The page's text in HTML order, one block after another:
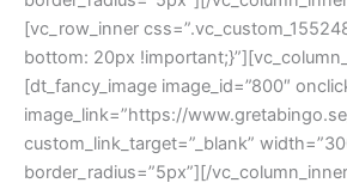
[vc_row_inner
bottom: 20px
[dt_fancy_image image_id=”800″
image_link=”https://
custom_link_target=”_blank”
border_radius=”5px”][/